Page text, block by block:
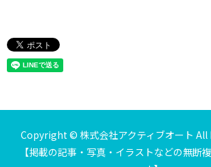
Copyright © 株式会社アクティブオート
【掲載の記事・写真・イラストなどの無断